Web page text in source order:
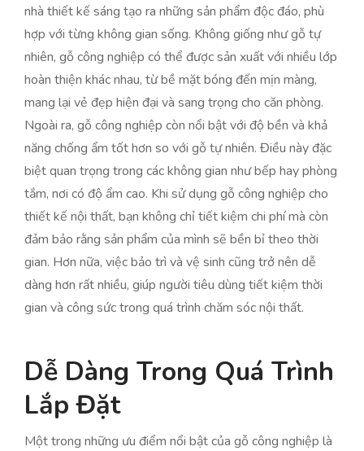
nhà thiết kế sáng tạo ra những sản phẩm độc đáo, phù
hợp với từng không gian sống. Không giống như gỗ tự
nhiên, gỗ công nghiệp có thể được sản xuất với nhiều lớp
hoàn thiện khác nhau, từ bề mặt bóng đến mịn màng,
mang lại vẻ đẹp hiện đại và sang trọng cho căn phòng.
Ngoài ra, gỗ công nghiệp còn nổi bật với độ bền và khả
năng chống ẩm tốt hơn so với gỗ tự nhiên. Điều này đặc
biệt quan trọng trong các không gian như bếp hay phòng
tắm, nơi có độ ẩm cao. Khi sử dụng gỗ công nghiệp cho
thiết kế nội thất, bạn không chỉ tiết kiệm chi phí mà còn
đảm bảo rằng sản phẩm của mình sẽ bền bỉ theo thời
gian. Hơn nữa, việc bảo trì và vệ sinh cũng trở nên dễ
dàng hơn rất nhiều, giúp người tiêu dùng tiết kiệm thời
gian và công sức trong quá trình chăm sóc nội thất.
Dễ Dàng Trong Quá Trình
Lắp Đặt
Một trong những ưu điểm nổi bật của gỗ công nghiệp là